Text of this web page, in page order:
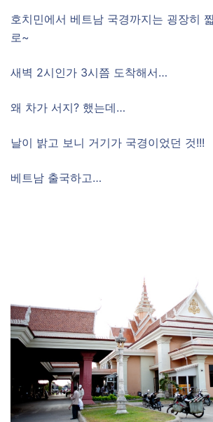
호치민에서 베트남 국경까지는 굉장히
로~
새벽 2시인가 3시쯤 도착해서…
왜 차가 서지? 했는데…
날이 밝고 보니 거기가 국경이었던 것!!!
베트남 출국하고…